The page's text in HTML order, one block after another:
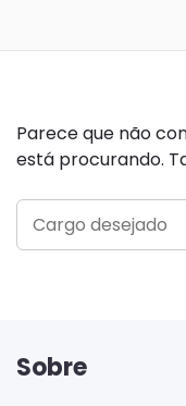
Parece que não
está procurando.
SEARCH
FOR:
Sobre